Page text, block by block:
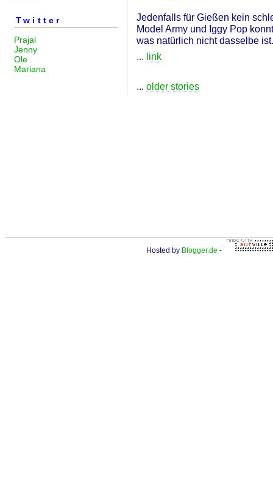
Twitter
Prajal
Jenny
Ole
Mariana
Jedenfalls für Gießen kein
Model Army und Iggy Pop
was natürlich nicht dasselbe ist.
... link
... older stories
Hosted by Blogger.de -